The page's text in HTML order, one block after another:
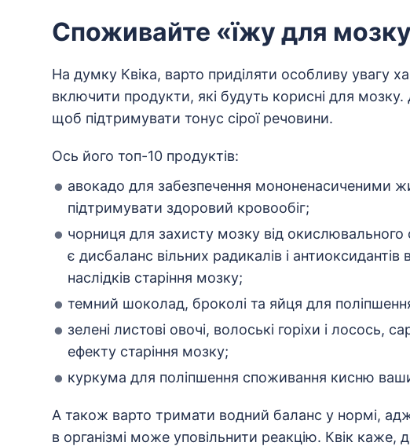
Споживайте «їжу для
На думку Квіка, варто приділяти особливу увагу
включити продукти, які будуть корисні для мозку.
щоб підтримувати тонус сірої речовини.
Ось його топ-10 продуктів:
авокадо для забезпечення мононенасиченими
підтримувати здоровий кровообіг;
чорниця для захисту мозку від
є дисбаланс вільних радикалів і антиоксидантів
наслідків старіння мозку;
темний шоколад, броколі та яйця для поліпшення
зелені листові овочі, волоські горіхи і лосось,
ефекту старіння мозку;
куркума для поліпшення споживання кисню
А також варто тримати водний баланс у нормі,
в організмі може уповільнити реакцію. Квік каже,